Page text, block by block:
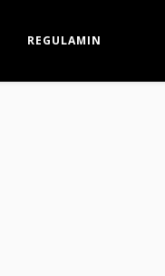
REGULAMIN